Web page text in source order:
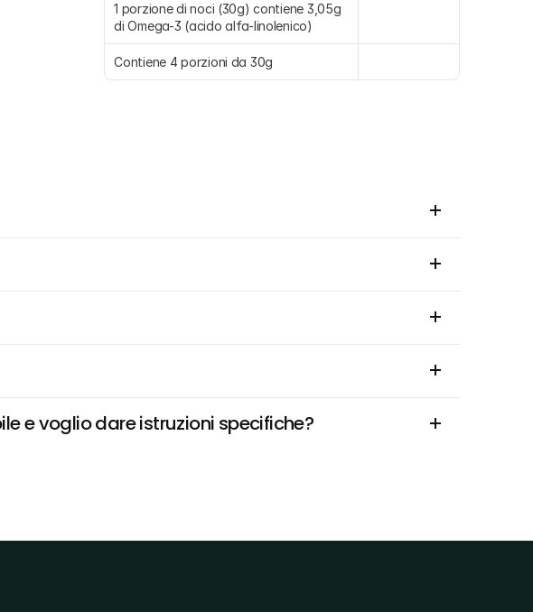
1 porzione di noci (30g) contiene 3,05g
di Omega-3 (acido alfa-linolenico)
Contiene 4 porzioni da 30g
e voglio dare istruzioni specifiche?